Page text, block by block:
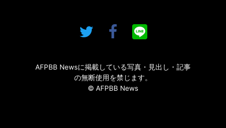
AFPBB Newsに掲載している写真・見出し・記事
の無断使用を禁じます。
© AFPBB News